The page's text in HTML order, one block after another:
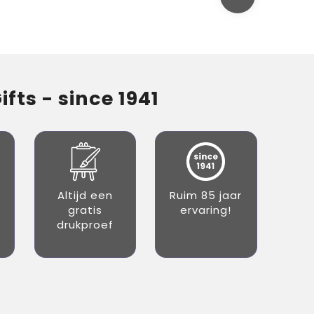
- since 1941
Altijd een
gratis
drukproef
Ruim 85 jaar
ervaring!